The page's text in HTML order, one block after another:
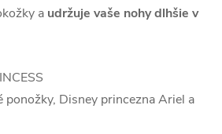
a udržuje vaše nohy dlhšie v
ponožky, Disney princezna Ariel a